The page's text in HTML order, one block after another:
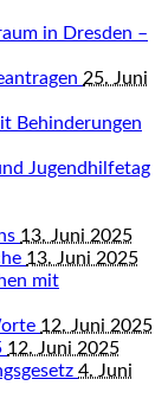
in Dresden –
25. Juni
Behinderungen
Jugendhilfetag
13. Juni 2025
13. Juni 2025
mit
12. Juni 2025
12. Juni 2025
4. Juni